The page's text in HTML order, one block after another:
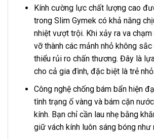
Kính cường lực chất lượng cao
trong Slim Gymek có khả năng
nhiệt vượt trội. Khi xảy ra va chạm
vỡ thành các mảnh nhỏ không sắc
thiểu rủi ro chấn thương. Đây là
cho cả gia đình, đặc biệt là trẻ nhỏ.
Công nghệ chống bám bẩn hiện
tình trạng ố vàng và bám cặn
kính. Bạn chỉ cần lau nhẹ bằng
giữ vách kính luôn sáng bóng như